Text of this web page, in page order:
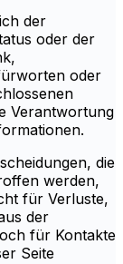
der
oder der
oder
Verantwortung
die
werden,
für Verluste,
der
für Kontakte
Seite